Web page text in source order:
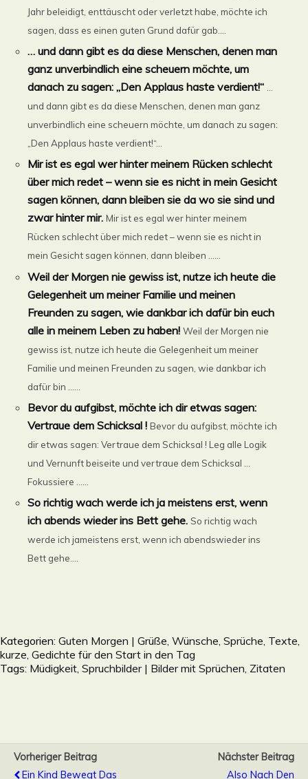
Jahr beleidigt, enttäuscht oder verletzt habe, möchte ich
sagen, dass es einen guten Grund dafür gab....
… und dann gibt es da diese Menschen, denen man
ganz unverbindlich eine scheuern möchte, um
danach zu sagen: „Den Applaus haste verdient!“
und dann gibt es da diese Menschen, denen man ganz
unverbindlich eine scheuern möchte, um danach zu sagen:
„Den Applaus haste verdient!“...
Mir ist es egal wer hinter meinem Rücken schlecht
über mich redet – wenn sie es nicht in mein Gesicht
sagen können, dann bleiben sie da wo sie sind und
zwar hinter mir. Mir ist es egal wer hinter meinem
Rücken schlecht über mich redet – wenn sie es nicht in
mein Gesicht sagen können, dann bleiben ......
Weil der Morgen nie gewiss ist, nutze ich heute die
Gelegenheit um meiner Familie und meinen
Freunden zu sagen, wie dankbar ich dafür bin euch
alle in meinem Leben zu haben! Weil der Morgen nie
gewiss ist, nutze ich heute die Gelegenheit um meiner
Familie und meinen Freunden zu sagen, wie dankbar ich
dafür bin ......
Bevor du aufgibst, möchte ich dir etwas sagen:
Vertraue dem Schicksal ! Bevor du aufgibst, möchte ich
dir etwas sagen: Vertraue dem Schicksal ! Leg alle Logik
und Vernunft beiseite und vertraue dem Schicksal …
Fokussiere ......
So richtig wach werde ich ja meistens erst, wenn
ich abends wieder ins Bett gehe. So richtig wach
werde ich jameistens erst, wenn ich abendswieder ins
Bett gehe....
Kategorien: Guten Morgen | Grüße, Wünsche, Sprüche, Texte,
kurze, Gedichte für den Start in den Tag
Tags: Müdigkeit Spruchbilder | Bilder mit Sprüchen, Zitaten
Vorheriger Beitrag
Ein Kind Bewegt Das
Nächster Beitrag
Also Nach Den